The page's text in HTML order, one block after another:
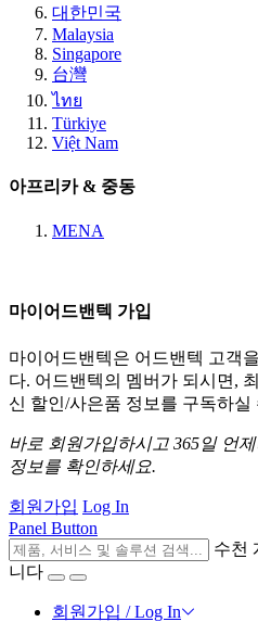
대한민국
Malaysia
Singapore
台灣
ไทย
Türkiye
Việt Nam
아프리카 & 중동
MENA
마이어드밴텍 가입
마이어드밴텍은 어드밴텍 고객
다. 어드밴텍의 멤버가 되시면,
신 할인/사은품 정보를 구독하실
바로 회원가입하시고 365일 언
정보를 확인하세요.
회원가입 Log In
Panel Button
수천
니다
회원가입 / Log In